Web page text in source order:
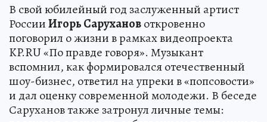
В свой юбилейный год заслуженный артист
РоссииИгорь Сарухановоткровенно
поговорил о жизни в рамках видеопроекта
KP.RU «По правде говоря». Музыкант
вспомнил, как формировался отечественный
шоу-бизнес, ответил на упреки в «попсовости»
и дал оценку современной молодежи. В беседе
Саруханов также затронул личные темы: